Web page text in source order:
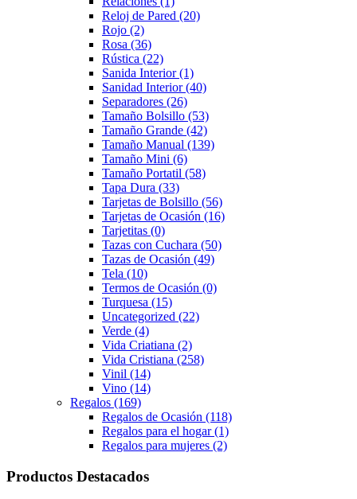
Reloj de Pared (20)
Rojo (2)
Rosa (36)
Rústica (22)
Sanida Interior(1)
Sanidad Interior(40)
Separadores (26)
Tamaño Bolsillo (53)
Tamaño Grande (42)
Tamaño Manual (139)
Tamaño Mini (6)
Tamaño Portatil (58)
Tapa Dura (33)
Tarjetas de Bolsillo (56)
Tarjetas de Ocasión (16)
Tarjetitas (0)
Tazas con Cuchara (50)
Tazas de Ocasión (49)
Tela (10)
Termos de Ocasión (0)
Turquesa (15)
Uncategorized (22)
Verde (4)
Vida Criatiana (2)
Vida Cristiana (258)
Vinil (14)
Vino (14)
Regalos (169)
Regalos de Ocasión (118)
Regalos para el hogar(1)
Regalos para mujeres (2)
Productos Destacados